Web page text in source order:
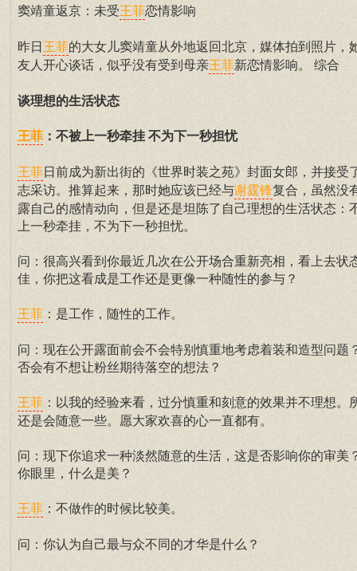
窦靖童返京：未受王菲恋情影响
昨日 王菲的大女儿窦靖童从外地返回北京，媒体拍到照片，
友人开心谈话，似乎没有受到母亲王菲新恋情影响。 综合
谈理想的生活状态
王菲 ：不被上一秒牵挂 不为下一秒担忧
王菲日前成为新出街的《世界时装之苑》封面女郎，并接受
志采访。推算起来，那时她应该已经与谢霆锋复合，虽然没
露自己的感情动向，但是还是坦陈了自己理想的生活状态：
上一秒牵挂，不为下一秒担忧。
问：很高兴看到你最近几次在公开场合重新亮相，看上去状
佳，你把这看成是工作还是更像一种随性的参与？
王菲 ：是工作，随性的工作。
问：现在公开露面前会不会特别慎重地考虑着装和造型问题
否会有不想让粉丝期待落空的想法？
王菲 ：以我的经验来看，过分慎重和刻意的效果并不理想。
还是会随意一些。愿大家欢喜的心一直都有。
问：现下你追求一种淡然随意的生活，这是否影响你的审美
你眼里，什么是美？
王菲 ：不做作的时候比较美。
问：你认为自己最与众不同的才华是什么？